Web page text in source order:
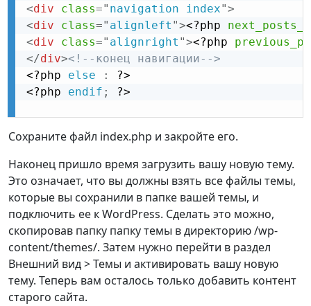
<div class=" navigation index">
<div class=" alignleft "><?php
<div class=" alignright "><?php
</div><!--конец навигации-->
<?php
else :
?>
<?php
endif ; ?>
Сохраните файл index.php и закройте его.
Наконец пришло время загрузить вашу новую тему.
Это означает, что вы должны взять все файлы темы,
которые вы сохранили в папке вашей темы, и
подключить ее к WordPress. Сделать это можно,
скопировав папку папку темы в директорию /wp-
content/themes/. Затем нужно перейти в раздел
Внешний вид > Темы и активировать вашу новую
тему. Теперь вам осталось только добавить контент
старого сайта.